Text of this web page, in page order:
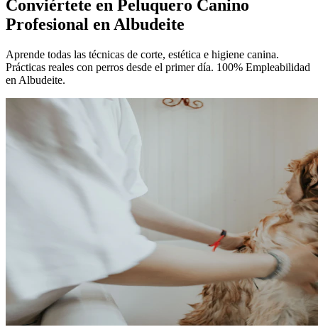
Conviértete en Peluquero Canino
Profesional en Albudeite
Aprende todas las técnicas de corte, estética e higiene canina.
Prácticas reales con perros desde el primer día. 100% Empleabilidad
en Albudeite.